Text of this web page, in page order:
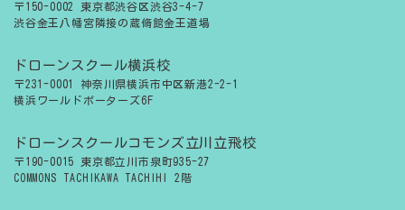
〒150-0002 東京都渋谷区渋谷3-4-7
渋谷金王八幡宮隣接の蔵脩館金王道場
ドローンスクール横浜校
〒231-0001 神奈川県横浜市中区新港2-2-1
横浜ワールドポーターズ6F
ドローンスクールコモンズ立川立飛校
〒190-0015 東京都立川市泉町935-27
COMMONS TACHIKAWA TACHIHI 2階